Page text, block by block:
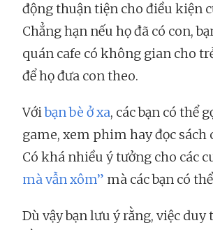
động thuận tiện cho điều kiện
Chẳng hạn nếu họ đã có con,
quán cafe có không gian cho
để họ đưa con theo.
Vớibạn bè ở xa, các bạn có thể
game, xem phim hay đọc sách
Có khá nhiều ý tưởng cho các
mà vẫn xôm” mà các bạn có
Dù vậy bạn lưu ý rằng, việc